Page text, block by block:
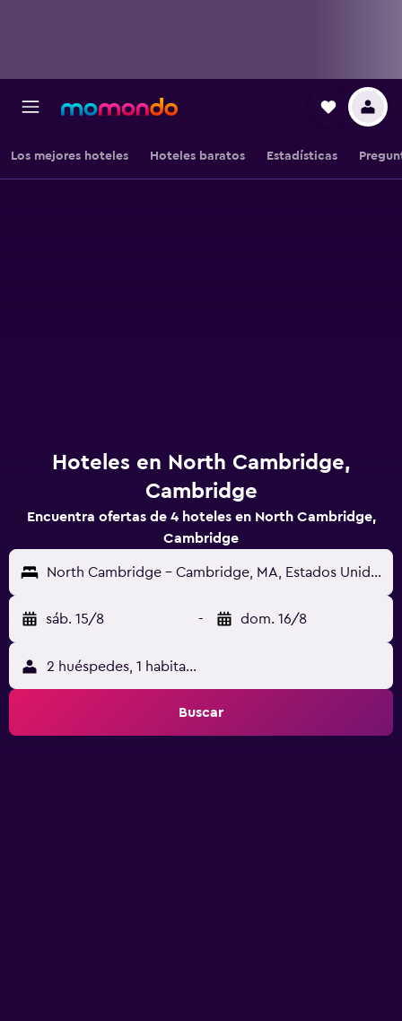
Los mejores hoteles Hoteles baratos Estadísticas
Hoteles en North Cambridge,
Cambridge
Encuentra ofertas de 4 hoteles en North Cambridge,
Cambridge
North Cambridge - Cambridge, MA, Estados Unidos
sáb. 15/8 - dom. 16/8
2 huéspedes, 1 habitación
Buscar